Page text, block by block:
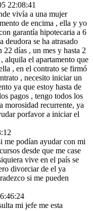
22:08:41
vivía a una mujer
de encima , ella y yo
garantía hipotecaria a 6
deudora se ha atrasado
22 días , un mes y hasta 2
alquila el apartamento que
, en el contrato se firmó
, necesito iniciar un
ya que estoy hasta de
pagos , tengo todos los
morosidad recurrente, ya
porfavor a iniciar el
me podían ayudar con mi
desde que me case
vive en el país se
divorciar de el ya
si me pueden
mi jefe me esta